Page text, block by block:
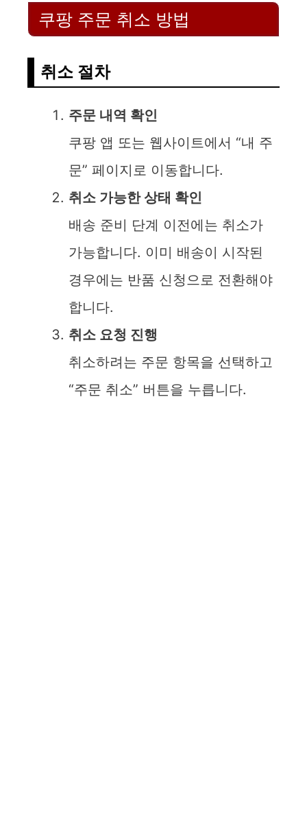
쿠팡 주문 취소 방법
취소 절차
주문 내역 확인
쿠팡 앱 또는 웹사이트에서 “내 주
문” 페이지로 이동합니다.
취소 가능한 상태 확인
배송 준비 단계 이전에는 취소가
가능합니다. 이미 배송이 시작된
경우에는 반품 신청으로 전환해야
합니다.
취소 요청 진행
취소하려는 주문 항목을 선택하고
“주문 취소” 버튼을 누릅니다.